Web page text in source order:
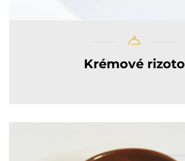
Krémové rizoto